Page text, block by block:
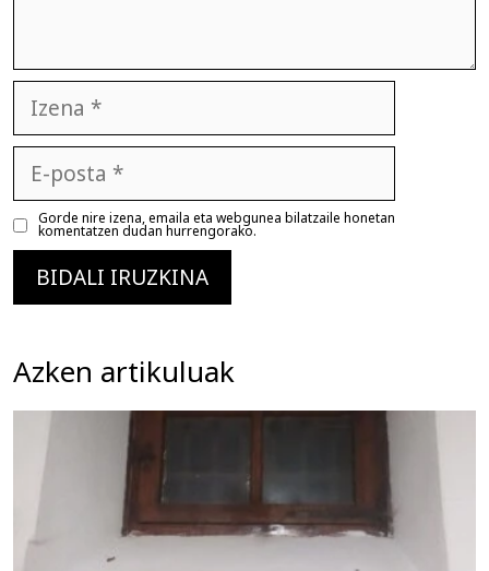
posta
Gorde nire izena, emaila eta webgunea bilatzaile honetan
komentatzen dudan hurrengorako.
Azken artikuluak